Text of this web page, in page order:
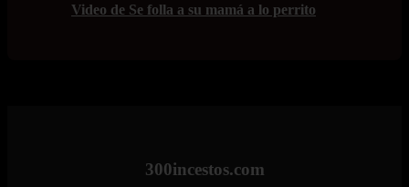
Video de Se folla a su mamá a lo perrito
300incestos.com